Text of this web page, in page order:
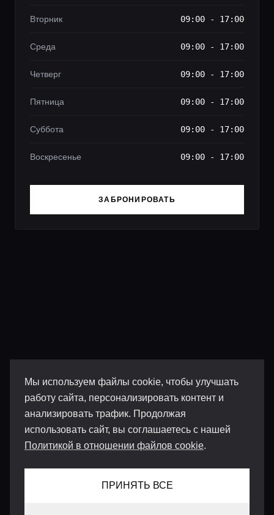
Мы используем файлы cookie, чтобы улучшать
работу сайта, персонализировать контент и
анализировать трафик. Продолжая
использовать сайт, вы соглашаетесь с нашей
Политикой в отношении файлов cookie.
ПРИНЯТЬ ВСЕ
Вторник 09:00 - 17:00
Среда 09:00 - 17:00
Четверг 09:00 - 17:00
Пятница 09:00 - 17:00
Суббота 09:00 - 17:00
Воскресенье 09:00 - 17:00
ЗАБРОНИРОВАТЬ